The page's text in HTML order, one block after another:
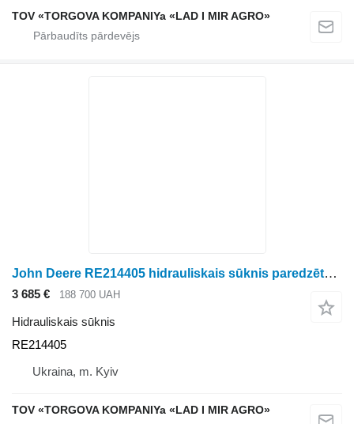
TOV «TORGOVA KOMPANIYa «LAD I MIR AGRO»
John Deere RE214405 hidrauliskais sūknis paredzēts John Deere graudu kombaina
3 685 € 188 700 UAH
Hidrauliskais sūknis
RE214405
Ukraina, m. Kyiv
TOV «TORGOVA KOMPANIYa «LAD I MIR AGRO»